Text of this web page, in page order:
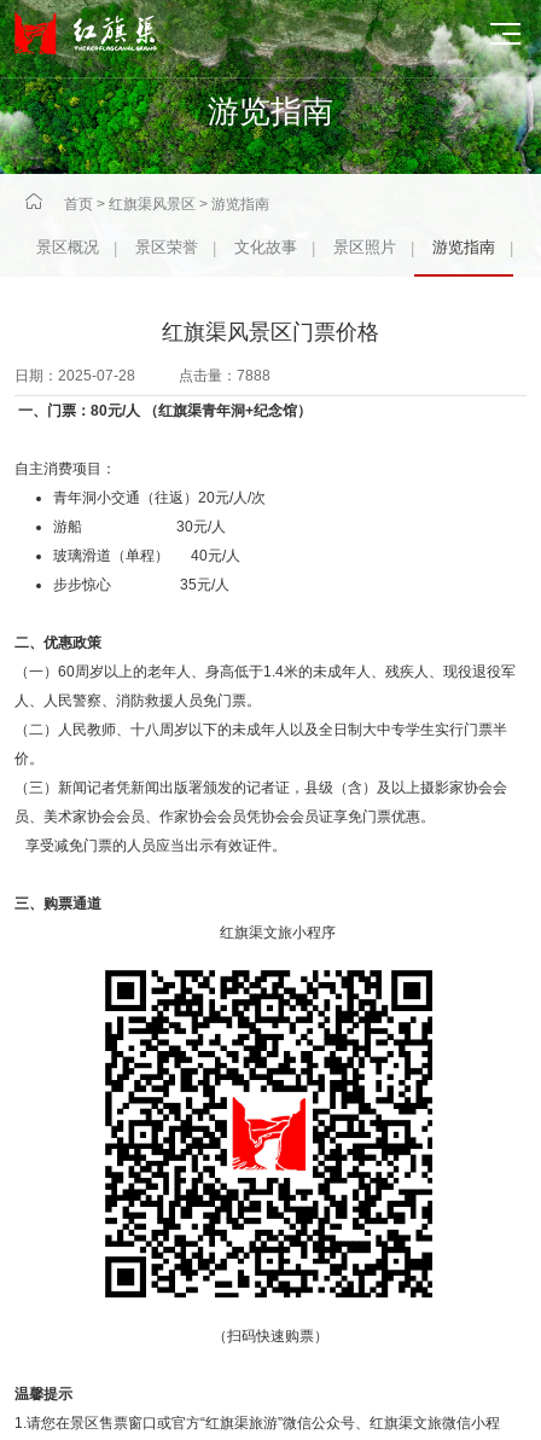

游览指南
 首页 > 红旗渠风景区 > 游览指南
景区概况 景区荣誉 文化故事 景区照片 游览指南
红旗渠风景区门票价格
日期：2025-07-28 点击量：7888
一、门票：80元/人 （红旗渠青年洞+纪念馆）
自主消费项目：
青年洞小交通（往返）20元/人/次
游船 30元/人
玻璃滑道（单程） 40元/人
步步惊心 35元/人
二、优惠政策
（一）60周岁以上的老年人、身高低于1.4米的未成年人、残疾人、现役退役军
人、人民警察、消防救援人员免门票。
（二）人民教师、十八周岁以下的未成年人以及全日制大中专学生实行门票半
价。
（三）新闻记者凭新闻出版署颁发的记者证，县级（含）及以上摄影家协会会
员、美术家协会会员、作家协会会员凭协会会员证享免门票优惠。
享受减免门票的人员应当出示有效证件。
三、购票通道
红旗渠文旅小程序
（扫码快速购票）
温馨提示
1.请您在景区售票窗口或官方“红旗渠旅游”微信公众号、红旗渠文旅微信小程